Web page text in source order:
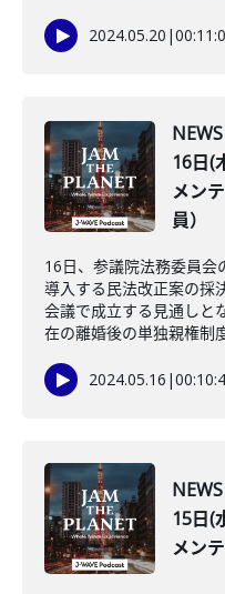
2024.05.20 |
16日(
メン
員）
16日、参議院法務委員会
導入する民法改正案の採
会議で成立する見通しと
在の離婚後の単独親権制
2024.05.16 |
15日(
メン